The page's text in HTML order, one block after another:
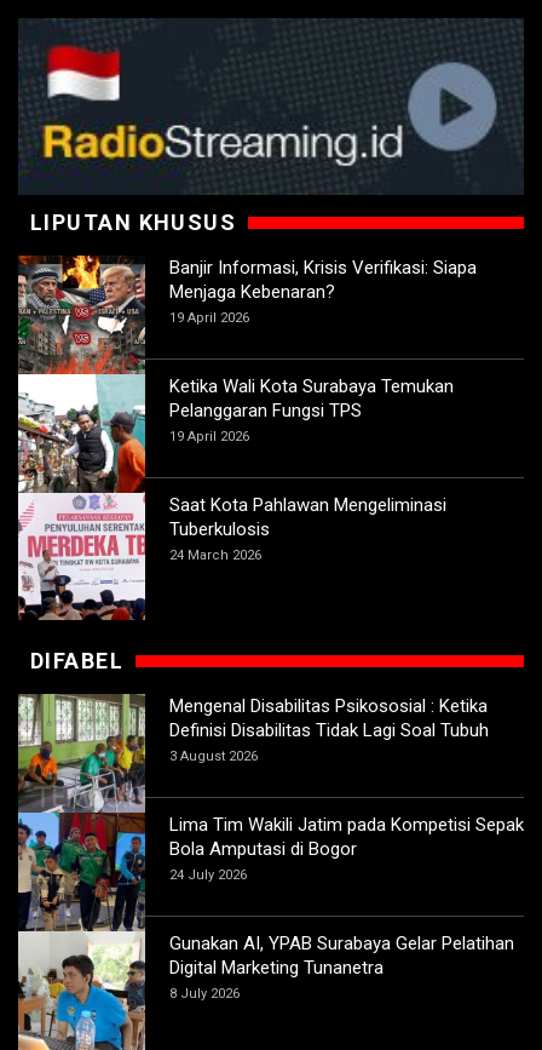
LIPUTAN KHUSUS
Banjir Informasi, Krisis Verifikasi: Siapa
Menjaga Kebenaran?
19 April 2026
Ketika Wali Kota Surabaya Temukan
Pelanggaran Fungsi TPS
19 April 2026
Saat Kota Pahlawan Mengeliminasi
Tuberkulosis
24 March 2026
DIFABEL
Mengenal Disabilitas Psikososial : Ketika
Definisi Disabilitas Tidak Lagi Soal Tubuh
3 August 2026
Lima Tim Wakili Jatim pada Kompetisi Sepak
Bola Amputasi di Bogor
24 July 2026
Gunakan AI, YPAB Surabaya Gelar Pelatihan
Digital Marketing Tunanetra
8 July 2026